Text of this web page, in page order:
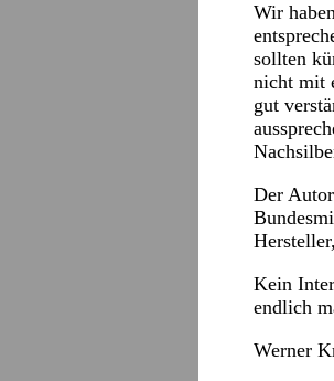
Wir
sollten
nicht mit
gut
Der
Kein
endlich
Werner